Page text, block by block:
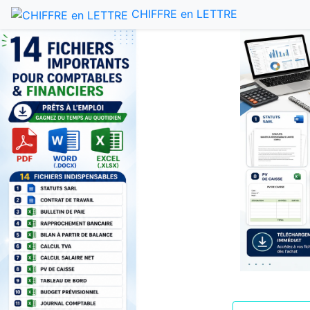
CHIFFRE en LETTRE